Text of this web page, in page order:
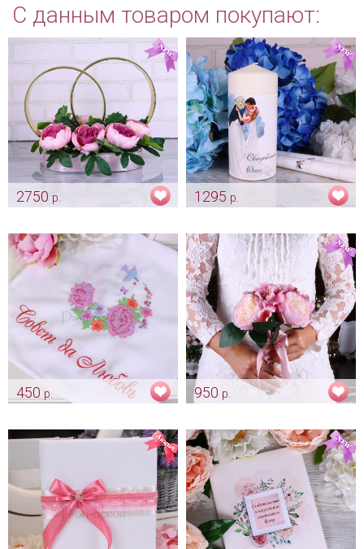
С данным товаром покупают:
2750 р.
Арт: avt_0097
1295 р.
Арт: svch_0160
450 р.
Арт: rush_0134
950 р.